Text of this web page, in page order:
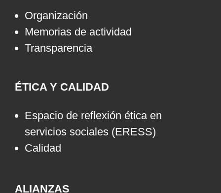
Organización
Memorias de actividad
Transparencia
ÉTICA Y CALIDAD
Espacio de reflexión ética en
servicios sociales (ERESS)
Calidad
ALIANZAS